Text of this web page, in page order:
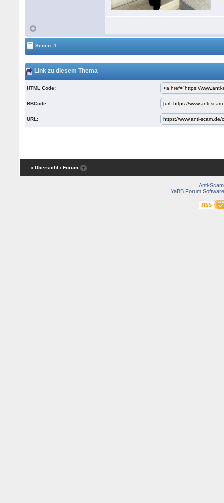
Seiten: 1
Link zu diesem Thema
HTML Code:
BBCode:
URL:
« Übersicht ‹ Forum
Anti-Scam
YaBB Forum Software